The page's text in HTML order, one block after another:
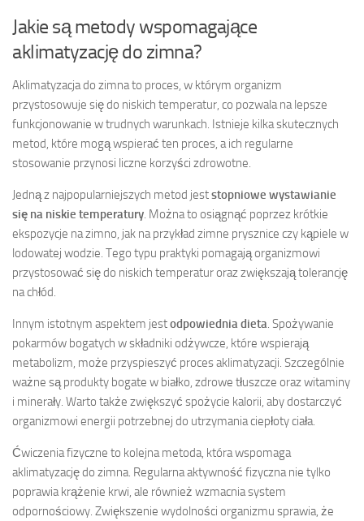
Jakie są metody wspomagające
aklimatyzację do zimna?
Aklimatyzacja do zimna to proces, w którym organizm
przystosowuje się do niskich temperatur, co pozwala na lepsze
funkcjonowanie w trudnych warunkach. Istnieje kilka skutecznych
metod, które mogą wspierać ten proces, a ich regularne
stosowanie przynosi liczne korzyści zdrowotne.
Jedną z najpopularniejszych metod jeststopniowe wystawianie
się na niskie temperatury. Można to osiągnąć poprzez krótkie
ekspozycje na zimno, jak na przykład zimne prysznice czy kąpiele w
lodowatej wodzie. Tego typu praktyki pomagają organizmowi
przystosować się do niskich temperatur oraz zwiększają tolerancję
na chłód.
Innym istotnym aspektem jestodpowiednia dieta. Spożywanie
pokarmów bogatych w składniki odżywcze, które wspierają
metabolizm, może przyspieszyć proces aklimatyzacji. Szczególnie
ważne są produkty bogate w białko, zdrowe tłuszcze oraz witaminy
i minerały. Warto także zwiększyć spożycie kalorii, aby dostarczyć
organizmowi energii potrzebnej do utrzymania ciepłoty ciała.
Ćwiczenia fizyczne to kolejna metoda, która wspomaga
aklimatyzację do zimna. Regularna aktywność fizyczna nie tylko
poprawia krążenie krwi, ale również wzmacnia system
odpornościowy. Zwiększenie wydolności organizmu sprawia, że